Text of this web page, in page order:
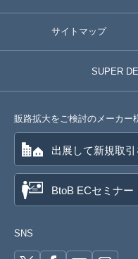
サイトマップ
SUPER
販路拡大をご検討のメーカー
出展して新規取
BtoB ECセミナー
SNS